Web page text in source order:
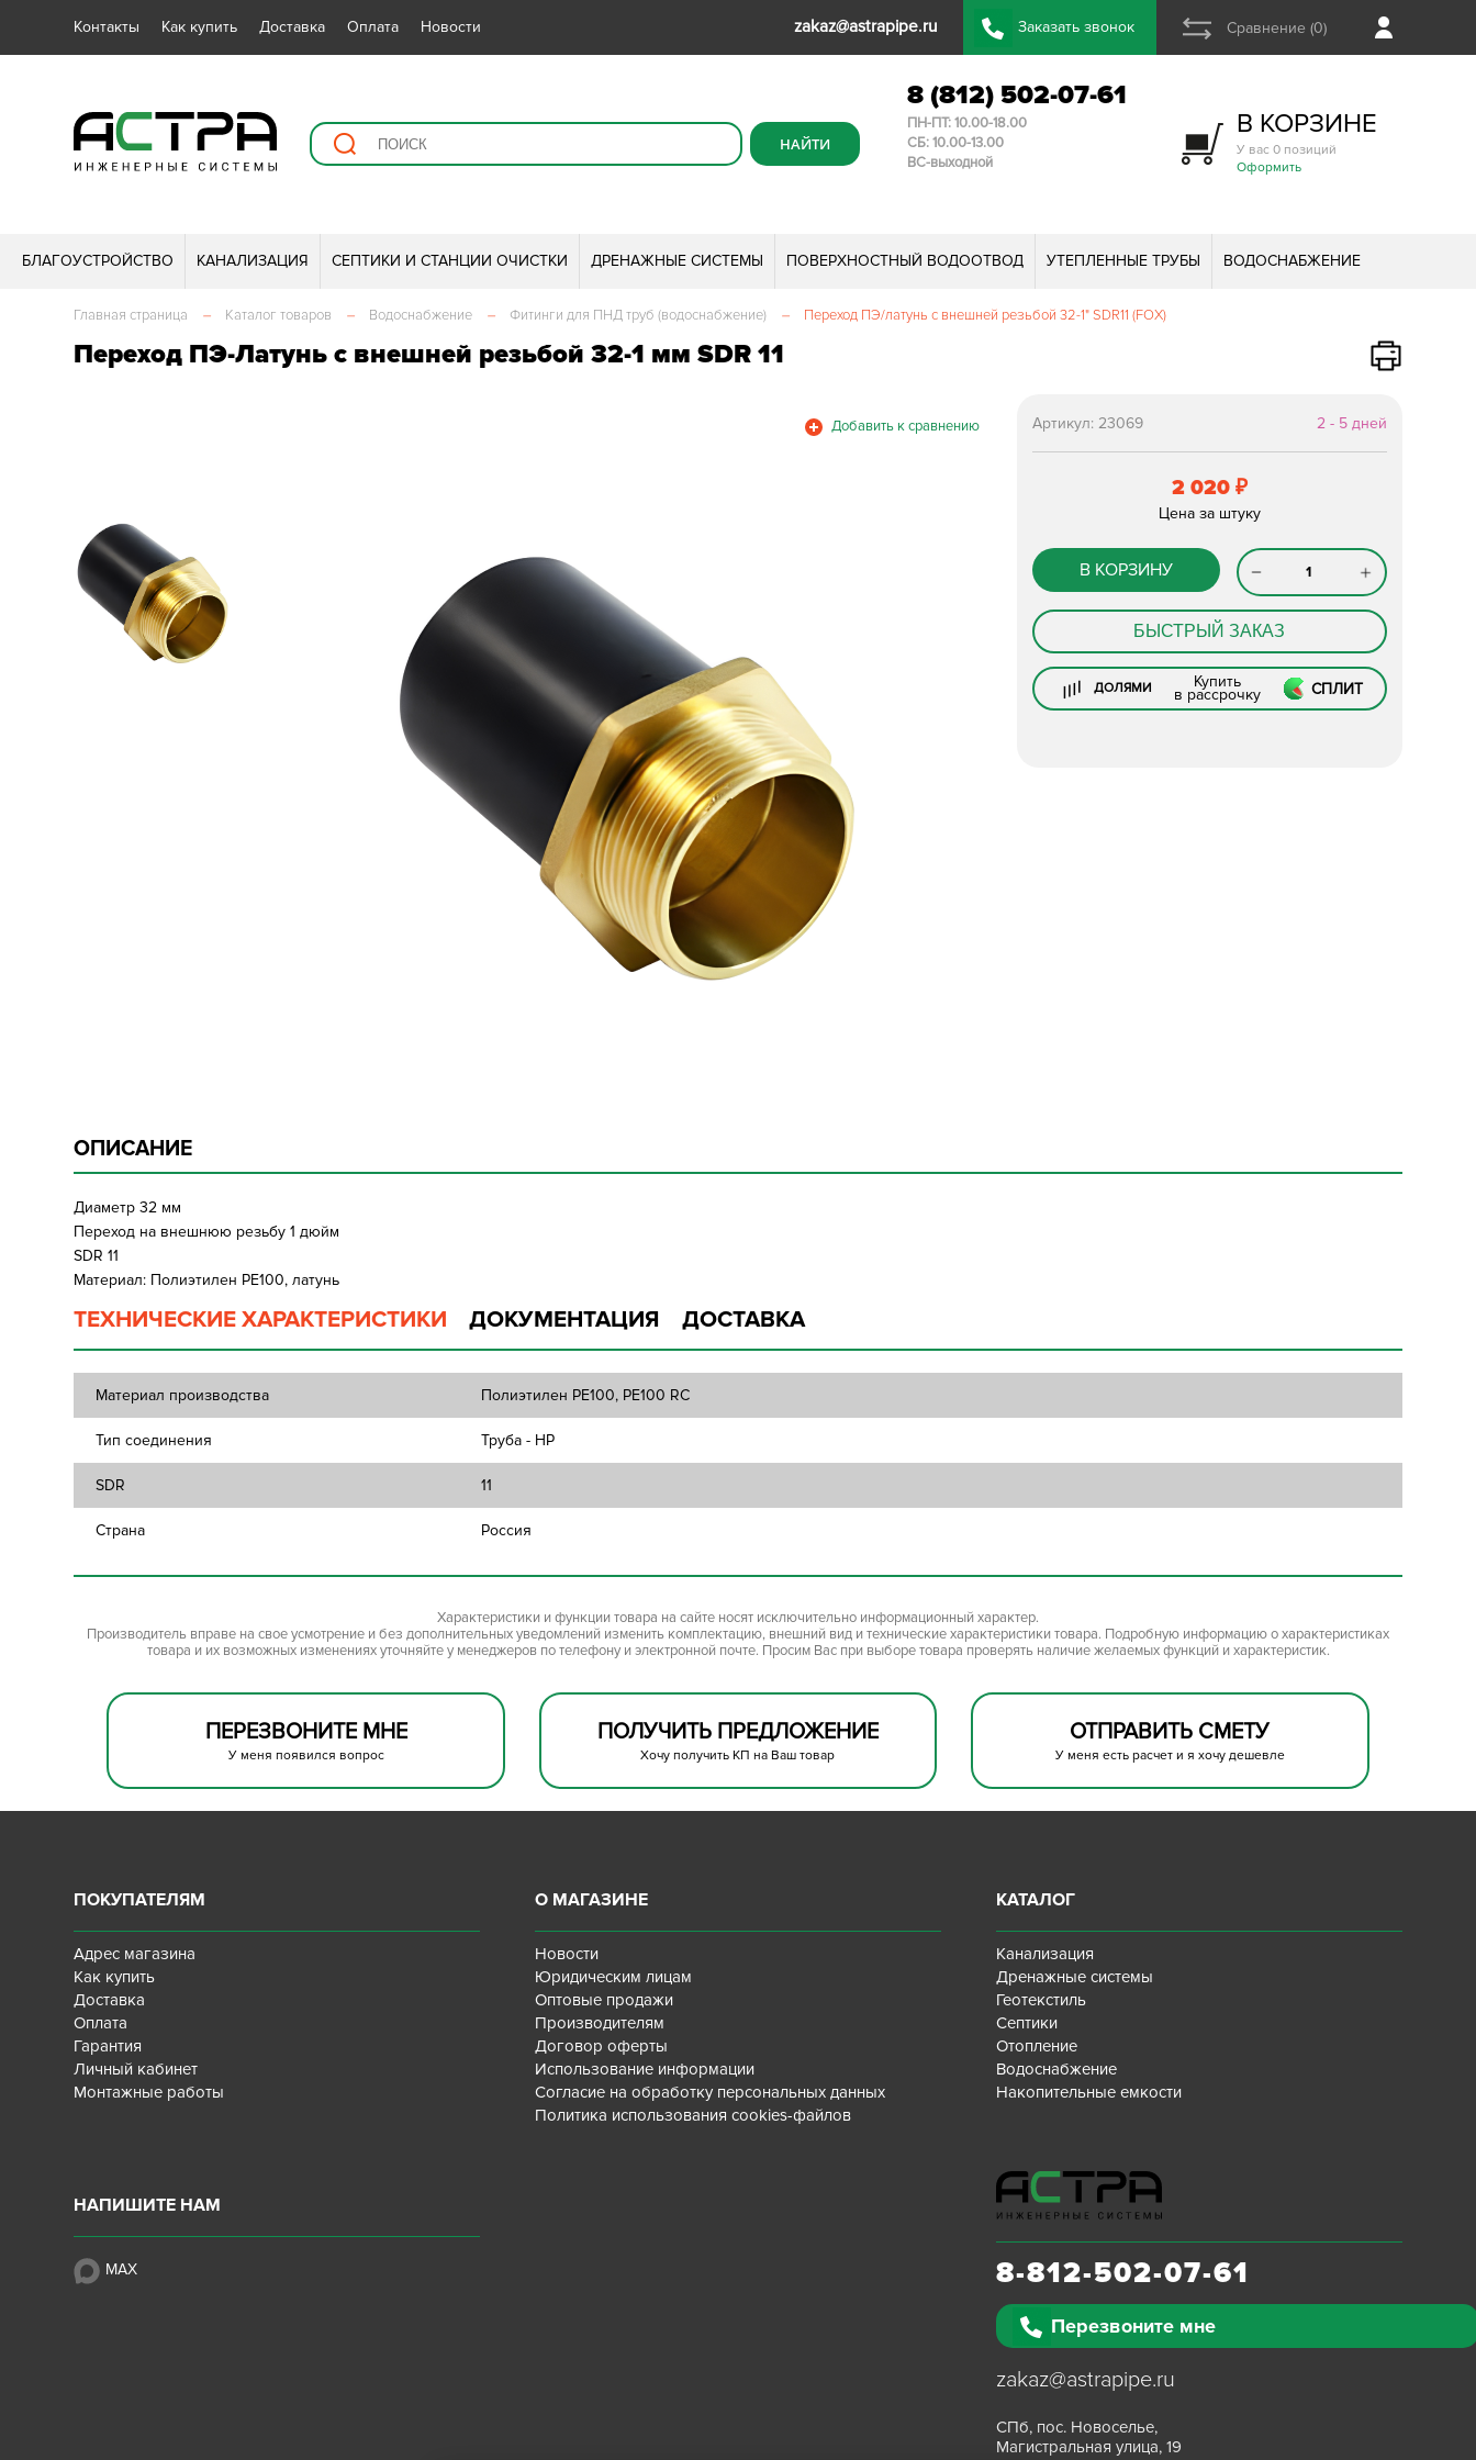
Контакты Как купить Доставка Оплата Новости zakaz@astrapipe.ru Заказать звонок Сравнение (0)
8 (812) 502-07-61
ПН-ПТ: 10.00-18.00
СБ: 10.00-13.00
ВС-выходной
В КОРЗИНЕ
У вас 0 позиций
Оформить
БЛАГОУСТРОЙСТВО КАНАЛИЗАЦИЯ СЕПТИКИ И СТАНЦИИ ОЧИСТКИ ДРЕНАЖНЫЕ СИСТЕМЫ ПОВЕРХНОСТНЫЙ ВОДООТВОД УТЕПЛЕННЫЕ ТРУБЫ ВОДОСНАБЖЕНИЕ
Главная страница – Каталог товаров – Водоснабжение – Фитинги для ПНД труб (водоснабжение) – Переход ПЭ/латунь с внешней резьбой 32-1" SDR11 (FOX)
Переход ПЭ-Латунь с внешней резьбой 32-1 мм SDR 11
2 - 5 дней
Артикул:23069
2 020 ₽
Цена за штуку
В КОРЗИНУ
БЫСТРЫЙ ЗАКАЗ
ДОЛЯМИ Купить
в рассрочку СПЛИТ
ОПИСАНИЕ
Диаметр 32 мм
Переход на внешнюю резьбу 1 дюйм
SDR 11
Материал: Полиэтилен PE100, латунь
ТЕХНИЧЕСКИЕ ХАРАКТЕРИСТИКИ ДОКУМЕНТАЦИЯ ДОСТАВКА
Материал производства Полиэтилен PE100, PE100 RC
Тип соединения Труба - НР
SDR 11
Страна Россия
Характеристики и функции товара на сайте носят исключительно информационный характер.
Производитель вправе на свое усмотрение и без дополнительных уведомлений изменить комплектацию, внешний вид и технические характеристики товара. Подробную информацию о характеристиках
товара и их возможных изменениях уточняйте у менеджеров по телефону и электронной почте. Просим Вас при выборе товара проверять наличие желаемых функций и характеристик.
ПЕРЕЗВОНИТЕ МНЕ
У меня появился вопрос
ПОЛУЧИТЬ ПРЕДЛОЖЕНИЕ
Хочу получить КП на Ваш товар
ОТПРАВИТЬ СМЕТУ
У меня есть расчет и я хочу дешевле
8-812-502-07-61
Перезвоните мне
zakaz@astrapipe.ru
СПб, пос. Новоселье,
Магистральная улица, 19
ПОКУПАТЕЛЯМ
Адрес магазина
Как купить
Доставка
Оплата
Гарантия
Личный кабинет
Монтажные работы
О МАГАЗИНЕ
Новости
Юридическим лицам
Оптовые продажи
Производителям
Договор оферты
Использование информации
Согласие на обработку персональных данных
Политика использования cookies-файлов
КАТАЛОГ
Канализация
Дренажные системы
Геотекстиль
Септики
Отопление
Водоснабжение
Накопительные емкости
НАПИШИТЕ НАМ
MAX